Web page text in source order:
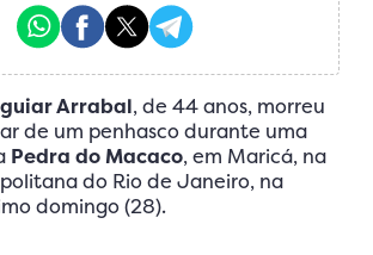
Arrabal, de 44 anos, morreu
de um penhasco durante uma
Pedra do Macaco, em Maricá, na
do Rio de Janeiro, na
domingo (28).